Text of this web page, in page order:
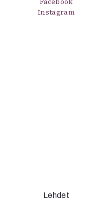
Instagram
Lehdet